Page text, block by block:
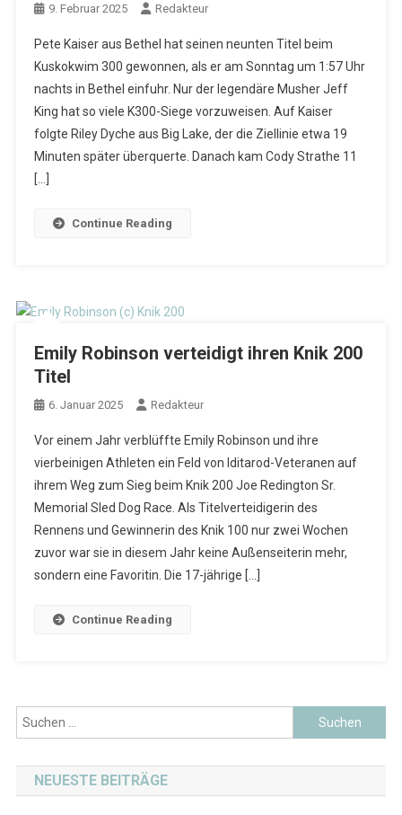
9. Februar 2025 Redakteur
Pete Kaiser aus Bethel hat seinen neunten Titel beim
Kuskokwim 300 gewonnen, als er am Sonntag um 1:57 Uhr
nachts in Bethel einfuhr. Nur der legendäre Musher Jeff
King hat so viele K300-Siege vorzuweisen. Auf Kaiser
folgte Riley Dyche aus Big Lake, der die Ziellinie etwa 19
Minuten später überquerte. Danach kam Cody Strathe 11
[…]
Continue Reading
Emily Robinson verteidigt ihren Knik 200
Titel
6. Januar 2025 Redakteur
Vor einem Jahr verblüffte Emily Robinson und ihre
vierbeinigen Athleten ein Feld von Iditarod-Veteranen auf
ihrem Weg zum Sieg beim Knik 200 Joe Redington Sr.
Memorial Sled Dog Race. Als Titelverteidigerin des
Rennens und Gewinnerin des Knik 100 nur zwei Wochen
zuvor war sie in diesem Jahr keine Außenseiterin mehr,
sondern eine Favoritin. Die 17-jährige […]
Continue Reading
Suchen
nach:
NEUESTE BEITRÄGE